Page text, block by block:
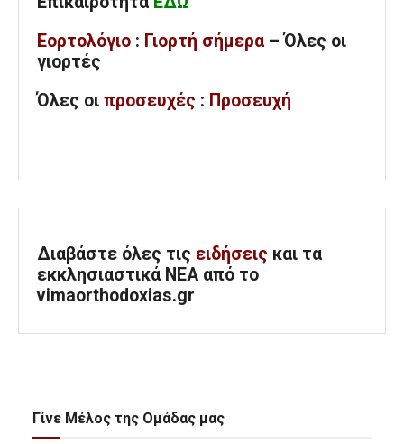
Εορτολόγιο : Γιορτή σήμερα – Όλες οι
γιορτές
Όλες οι προσευχές : Προσευχή
Διαβάστε όλες τις ειδήσεις και τα
εκκλησιαστικά ΝΕΑ από το
vimaorthodoxias.gr
Γίνε Μέλος της Ομάδας μας